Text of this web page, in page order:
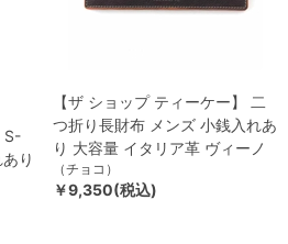
S-
り
【ザ ショップ ティーケー】 二
つ折り長財布 メンズ 小銭入れあ
り 大容量 イタリア革 ヴィーノ
（チョコ）
￥9,350(税込)